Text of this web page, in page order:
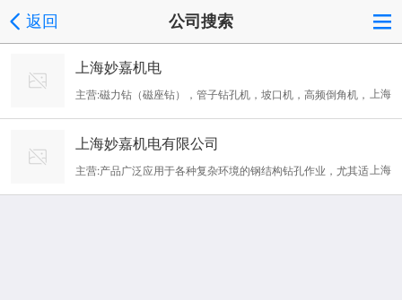
返回 公司搜索
上海妙嘉机电
上海
主营:磁力钻（磁座钻），管子钻孔机，坡口机，高频倒角机，
切管机，马刀锯，弯管机，套丝机，压接机，空心钻头，钢轨钻
头，喷涂机，汽车喷漆机，攻丝机，打标机，墙壁开槽机，电动铁
板剪，浪版剪，圆管砂带机，金属切断机。
上海妙嘉机电有限公司
上海
主营:产品广泛应用于各种复杂环境的钢结构钻孔作业，尤其适
用于造船业、风电、造纸业、桥梁、机械设备安装、钢结构工程、